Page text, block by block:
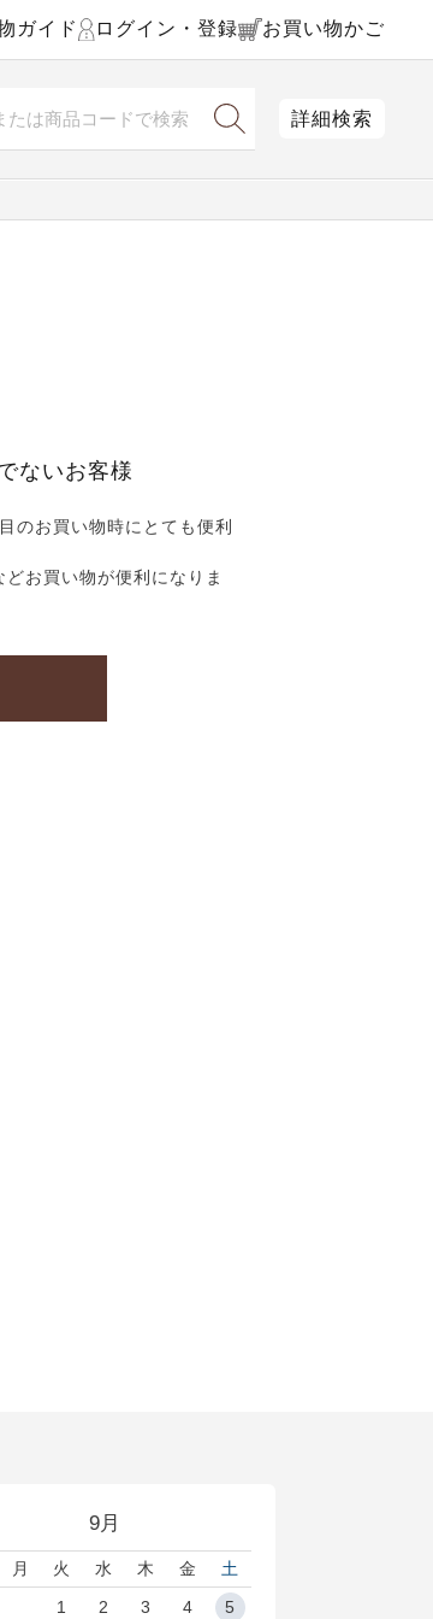
ガイド ログイン・登録 お買い物かご
詳細検索
ないお客様
のお買い物時にとても便利
お買い物が便利になりま
9月
月 火 水 木 金
土
1
2 3 4 5